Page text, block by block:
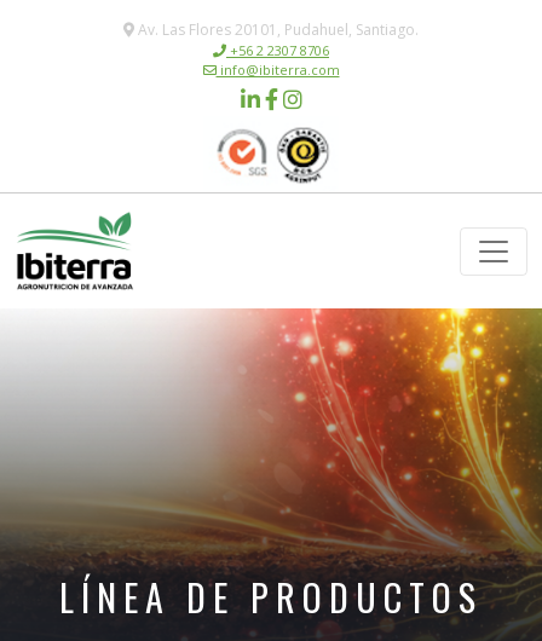
Av. Las Flores 20101, Pudahuel, Santiago.
+56 2 2307 8706
info@ibiterra.com
LÍNEA DE PRODUCTOS